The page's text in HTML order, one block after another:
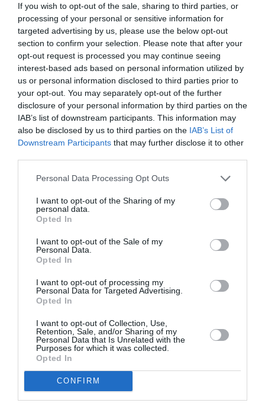
If you wish to opt-out of the sale, sharing to third parties, or
processing of your personal or sensitive information for
targeted advertising by us, please use the below opt-out
section to confirm your selection. Please note that after your
opt-out request is processed you may continue seeing
interest-based ads based on personal information utilized by
us or personal information disclosed to third parties prior to
your opt-out. You may separately opt-out of the further
disclosure of your personal information by third parties on the
IAB’s list of downstream participants. This information may
also be disclosed by us to third parties on the IAB’s List of
Downstream Participants that may further disclose it to other
Personal Data Processing Opt Outs
I want to opt-out of the Sharing of my
personal data.
Opted In
I want to opt-out of the Sale of my
Personal Data.
Opted In
I want to opt-out of processing my
Personal Data for Targeted Advertising.
Opted In
I want to opt-out of Collection, Use,
Retention, Sale, and/or Sharing of my
Personal Data that Is Unrelated with the
Purposes for which it was collected.
Opted In
CONFIRM
Η ηθοποιός ολοκλήρωσε το look με μια μικρή
λευκή εκδοχή της εμβληματικής Prada Galleria, κι
ένα ζευγάρι χαμηλοτάκουνες μαύρες γόβες από
τη συλλογή Φθινόπωρο 2026 της Prada, με
μυτερή σιλουέτα και έντονες cobalt blue
λεπτομέρειες που έδεναν πάνω από το
κουντεπιέ.